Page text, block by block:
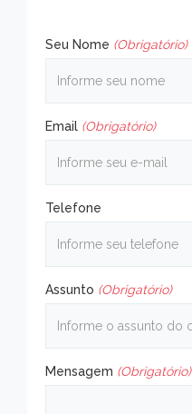
Seu Nome (Obrigatório)
Email (Obrigatório)
Telefone
Assunto (Obrigatório)
Mensagem (Obrigatório)